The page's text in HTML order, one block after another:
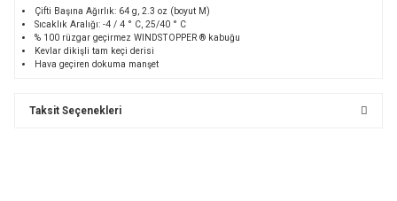
Tripodlar
Torbası
Kemerleri
Çifti Başına Ağırlık: 64 g ,2.3 oz ( boyut M)
Sıcaklık Aralığı:-4 / 4 ° C, 25/40 ° C
% 100 rüzgar geçirmez WINDSTOPPER ® kabuğu
Kevlar dikişli tam keçi derisi
Hava geçiren dokuma manşet
Taksit Seçenekleri